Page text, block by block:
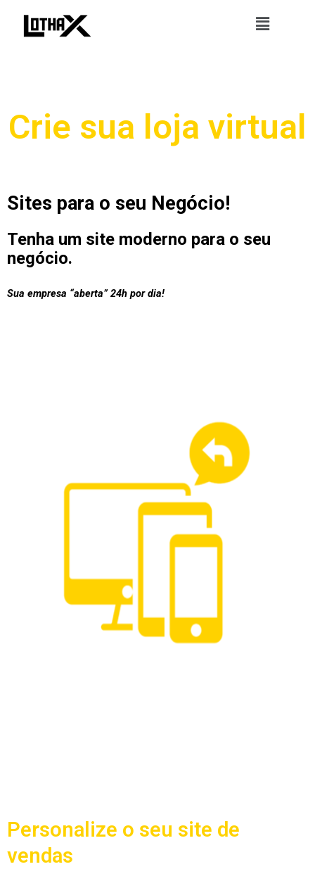
content
Menu
Crie sua loja virtual
Sites para o seu Negócio!
Tenha um site moderno para o seu
negócio.
Sua empresa “aberta” 24h por dia!
Personalize o seu site de
vendas